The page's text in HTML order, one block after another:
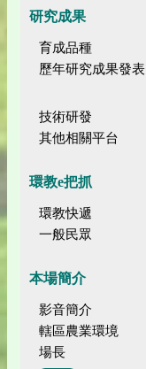
研究成果
育成品種
歷年研究成果發表
技術研發
其他相關平台
環教e把抓
環教快遞
一般民眾
本場簡介
影音簡介
轄區農業環境
場長